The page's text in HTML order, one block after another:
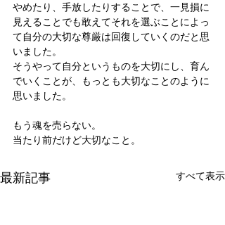
やめたり、手放したりすることで、一見損に
見えることでも敢えてそれを選ぶことによっ
て自分の大切な尊厳は回復していくのだと思
いました。
そうやって自分というものを大切にし、育ん
でいくことが、もっとも大切なことのように
思いました。
もう魂を売らない。
当たり前だけど大切なこと。
最新記事 すべて表示